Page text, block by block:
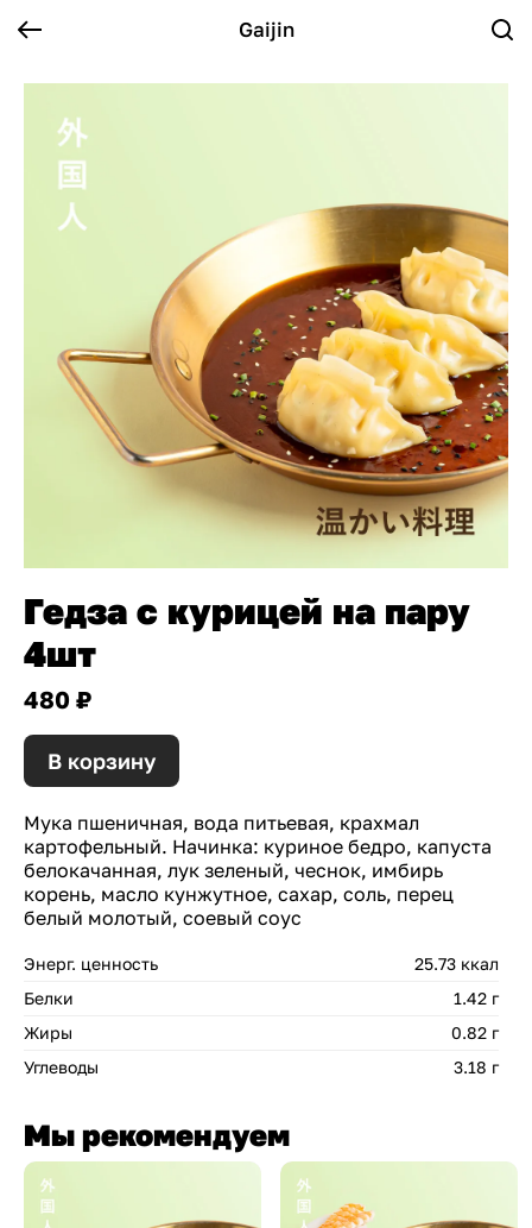
Gaijin
Гедза с курицей на пару
4шт
480 ₽
В корзину
Мука пшеничная, вода питьевая, крахмал
картофельный. Начинка: куриное бедро, капуста
белокачанная, лук зеленый, чеснок, имбирь
корень, масло кунжутное, сахар, соль, перец
белый молотый, соевый соус
Энерг. ценность
25.73 ккал
Белки
1.42 г
Жиры
0.82 г
Углеводы
3.18 г
Мы рекомендуем